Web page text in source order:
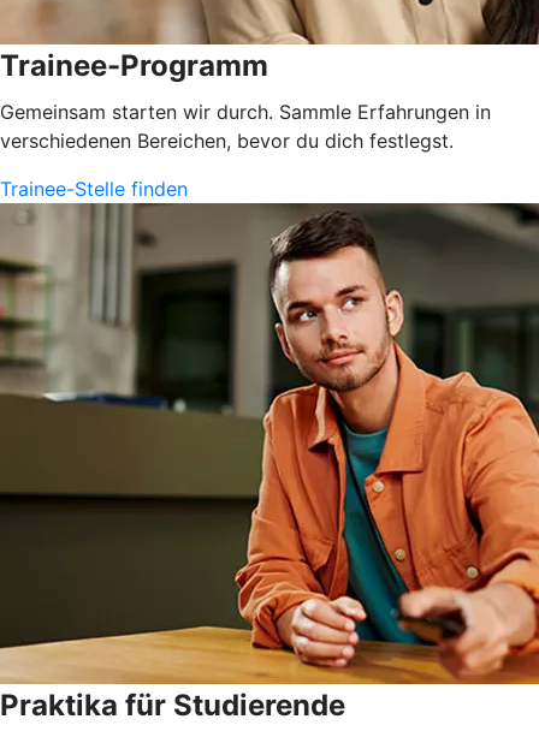
Trainee-Programm
Gemeinsam starten wir durch. Sammle Erfahrungen in
verschiedenen Bereichen, bevor du dich festlegst.
Trainee-Stelle finden
Praktika für Studierende